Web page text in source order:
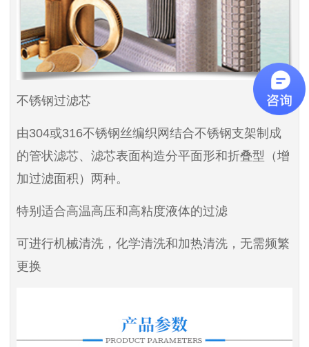
不锈钢过滤芯
由304或316不锈钢丝编织网结合不锈钢支架制成
的管状滤芯、滤芯表面构造分平面形和折叠型（增
加过滤面积）两种。
特别适合高温高压和高粘度液体的过滤
可进行机械清洗，化学清洗和加热清洗，无需频繁
更换